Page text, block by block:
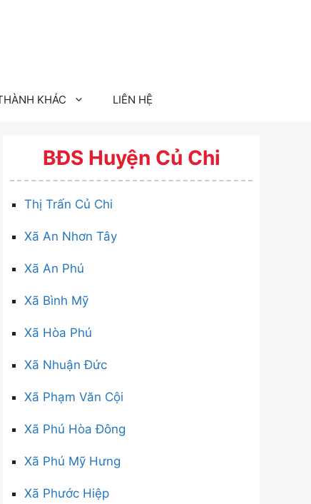
KHÁC LIÊN HỆ
BĐS Huyện Củ Chi
Thị Trấn Củ Chi
Xã An Nhơn Tây
Xã An Phú
Xã Bình Mỹ
Xã Hòa Phú
Xã Nhuận Đức
Xã Phạm Văn Cội
Xã Phú Hòa Đông
Xã Phú Mỹ Hưng
Xã Phước Hiệp